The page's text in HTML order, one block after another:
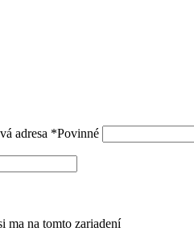
adresa *Povinné
ma na tomto zariadení